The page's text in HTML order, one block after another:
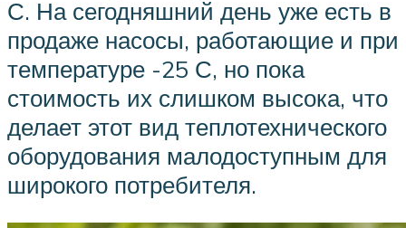
С. На сегодняшний день уже есть в
продаже насосы, работающие и при
температуре -25 С, но пока
стоимость их слишком высока, что
делает этот вид теплотехнического
оборудования малодоступным для
широкого потребителя.